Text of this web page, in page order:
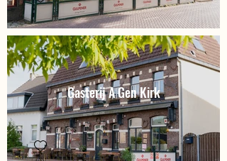
Gasterij A Gen Kirk